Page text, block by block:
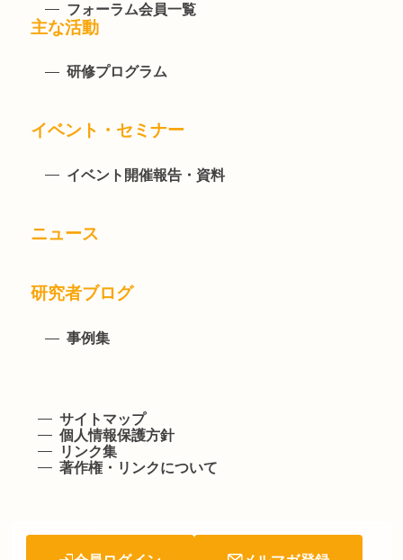
フォーラム会員一覧
主な活動
研修プログラム
イベント・セミナー
イベント開催報告・資料
ニュース
研究者ブログ
事例集
サイトマップ
個人情報保護方針
リンク集
著作権・リンクについて